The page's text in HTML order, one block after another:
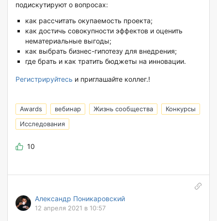
подискутируют о вопросах:
как рассчитать окупаемость проекта;
как достичь совокупности эффектов и оценить
нематериальные выгоды;
как выбрать бизнес-гипотезу для внедрения;
где брать и как тратить бюджеты на инновации.
Регистрируйтесь и приглашайте коллег.!
Awards вебинар Жизнь сообщества
Конкурсы
Исследования
10
Александр Поникаровский
12 апреля 2021 в 10:57